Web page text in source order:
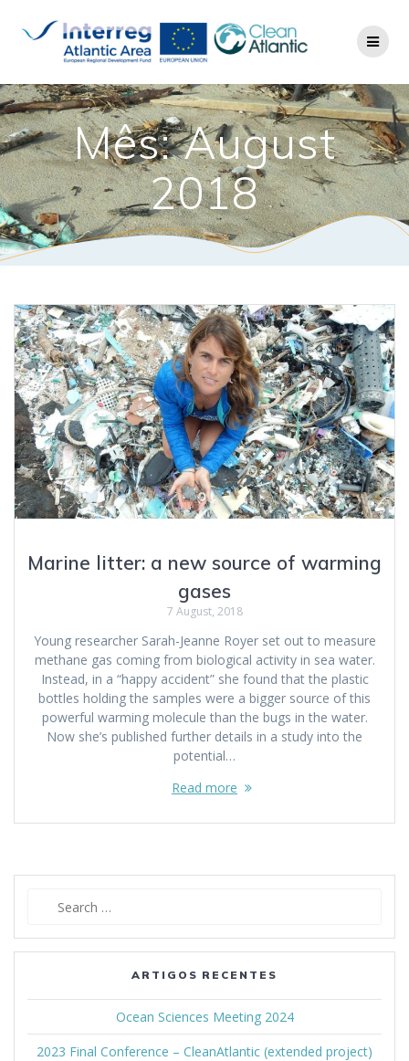
Mês: August
2018
Marine litter: a new source of warming
gases
7 August, 2018
Young researcher Sarah-Jeanne Royer set out to measure
methane gas coming from biological activity in sea water.
Instead, in a “happy accident” she found that the plastic
bottles holding the samples were a bigger source of this
powerful warming molecule than the bugs in the water.
Now she’s published further details in a study into the
potential…
Read more
ARTIGOS RECENTES
Ocean Sciences Meeting 2024
2023 Final Conference – CleanAtlantic (extended project)